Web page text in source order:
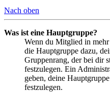
Nach oben
Was ist eine Hauptgruppe?
Wenn du Mitglied in
die Hauptgruppe dazu,
Gruppenrang, der bei dir
festzulegen. Ein
geben, deine
festzulegen.